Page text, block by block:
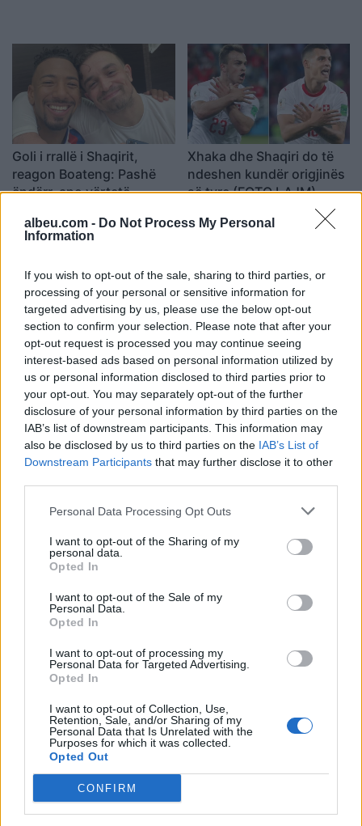
albeu.com - Do Not Process My Personal
Information
If you wish to opt-out of the sale, sharing to third parties, or
processing of your personal or sensitive information for
targeted advertising by us, please use the below opt-out
section to confirm your selection. Please note that after your
opt-out request is processed you may continue seeing
interest-based ads based on personal information utilized by
us or personal information disclosed to third parties prior to
your opt-out. You may separately opt-out of the further
disclosure of your personal information by third parties on the
IAB’s list of downstream participants. This information may
also be disclosed by us to third parties on the IAB’s List of
Downstream Participants that may further disclose it to other
Personal Data Processing Opt Outs
I want to opt-out of the Sharing of my
personal data.
Opted In
I want to opt-out of the Sale of my
Personal Data.
Opted In
I want to opt-out of processing my
Personal Data for Targeted Advertising.
Opted In
I want to opt-out of Collection, Use,
Retention, Sale, and/or Sharing of my
Personal Data that Is Unrelated with the
Purposes for which it was collected.
Opted Out
CONFIRM
Goli i rrallë i Shaqirit,
reagon Boateng: Pashë
ëndërr, apo vërtetë
Xhaka dhe Shaqiri do të
ndeshen kundër origjinës
së tyre (FOTO LAJM)
Shaqiri pranë largimit nga
Evropa, mund të
transferohet në Katar
16:13 / 14/01/2022
Xherdan Shaqiri pranë
kalimit tek ekipi turk
schedule 19:19 / 04/01/2022
Një iranian mund të
Xherdan Shaqirin te Lyoni
12:29 / 30/12/2021
fanellën UÇK-së, dënohet
Momenti kur Shaqirit i
hedhin mbi shpinë